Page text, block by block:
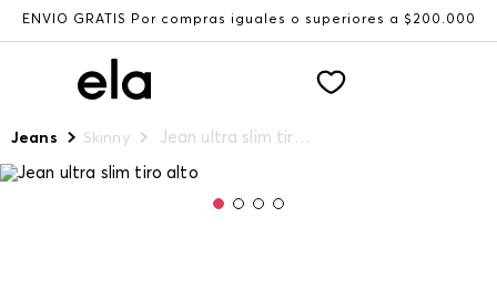
ENVÍO GRATIS Por compras iguales o superiores a $200.000
Jeans Skinny Jean ultra slim tiro alto